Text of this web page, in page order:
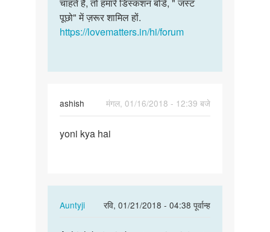
हफ्ते
आते…
नहीं
हैं.
एक…
चाहते हैं, तो हमारे डिस्कशन बोर्ड, " जस्ट
पूछो" में ज़रूर शामिल हों.
https://lovematters.in/hi/forum
ashish
मंगल, 01/16/2018 - 12:39 बजे
yoni
yoni kya hai
Auntyji
रवि, 01/21/2018 - 04:38 पूर्वान्ह
In